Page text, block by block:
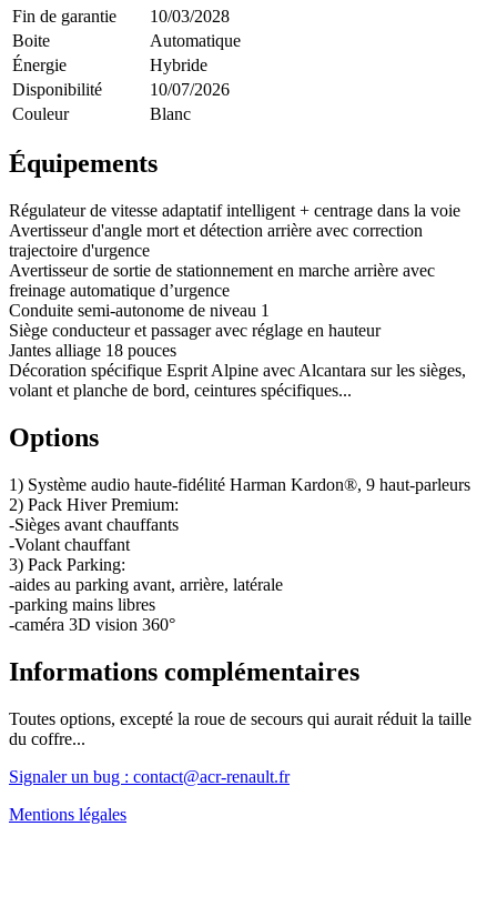
Fin de garantie
10/03/2028
Boite
Automatique
Énergie
Hybride
Disponibilité
10/07/2026
Couleur
Blanc
Équipements
Régulateur de vitesse adaptatif intelligent + centrage dans la voie
Avertisseur d'angle mort et détection arrière avec correction
trajectoire d'urgence
Avertisseur de sortie de stationnement en marche arrière avec
freinage automatique d’urgence
Conduite semi-autonome de niveau 1
Siège conducteur et passager avec réglage en hauteur
Jantes alliage 18 pouces
Décoration spécifique Esprit Alpine avec Alcantara sur les sièges,
volant et planche de bord, ceintures spécifiques...
Options
1) Système audio haute-fidélité Harman Kardon®, 9 haut-parleurs
2) Pack Hiver Premium:
-Sièges avant chauffants
-Volant chauffant
3) Pack Parking:
-aides au parking avant, arrière, latérale
-parking mains libres
-caméra 3D vision 360°
Informations complémentaires
Toutes options, excepté la roue de secours qui aurait réduit la taille
du coffre...
Signaler un bug : contact@acr-renault.fr
Mentions légales